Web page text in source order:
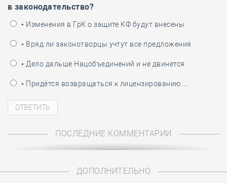
в законодательство?
• Изменения в ГрК о защите КФ будут внесены
• Вряд ли законотворцы учтут все предложения
• Дело дальше Нацобъединений и не двинется
• Придётся возвращаться к лицензированию…
ПОСЛЕДНИЕ КОММЕНТАРИИ
ДОПОЛНИТЕЛЬНО